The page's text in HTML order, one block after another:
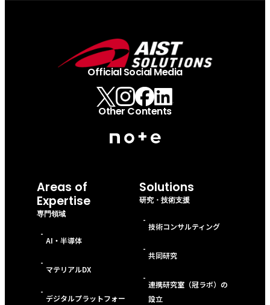
Official Social Media
Other Contents
Areas of
Expertise
専門領域
-
AI・半導体
-
マテリアルDX
-
デジタルプラットフォー
Solutions
研究・技術支援
-
技術コンサルティング
-
共同研究
-
連携研究室（冠ラボ）の
設立